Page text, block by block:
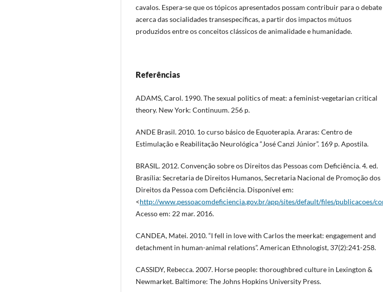
cavalos. Espera-se que os tópicos apresentados possam contribuir para o debate
acerca das socialidades transespecíficas, a partir dos impactos mútuos
produzidos entre os conceitos clássicos de animalidade e humanidade.
Referências
ADAMS, Carol. 1990. The sexual politics of meat: a feminist-vegetarian critical
theory. New York: Continuum. 256 p.
ANDE Brasil. 2010. 1o curso básico de Equoterapia. Araras: Centro de
Estimulação e Reabilitação Neurológica “José Canzi Júnior”. 169 p. Apostila.
BRASIL. 2012. Convenção sobre os Direitos das Pessoas com Deficiência. 4. ed.
Brasília: Secretaria de Direitos Humanos, Secretaria Nacional de Promoção dos
Direitos da Pessoa com Deficiência. Disponível em:
<http://www.pessoacomdeficiencia.gov.br/app/sites/default/files/publicacoes/
Acesso em: 22 mar. 2016.
CANDEA, Matei. 2010. “I fell in love with Carlos the meerkat: engagement and
detachment in human-animal relations”. American Ethnologist, 37(2):241-258.
CASSIDY, Rebecca. 2007. Horse people: thoroughbred culture in Lexington &
Newmarket. Baltimore: The Johns Hopkins University Press.